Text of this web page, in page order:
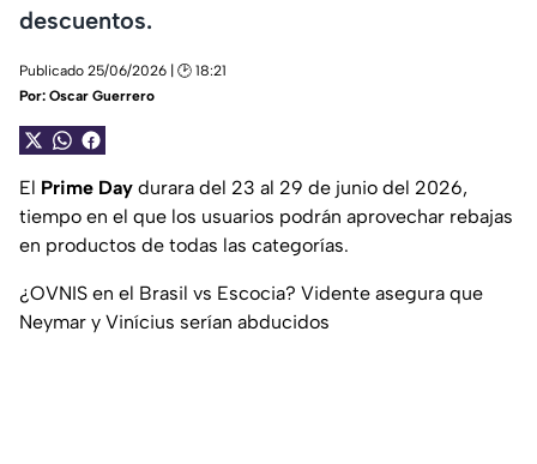
descuentos.
Publicado 25/06/2026 | 🕑 18:21
Por: Oscar Guerrero
El Prime Day durara del 23 al 29 de junio del 2026,
tiempo en el que los usuarios podrán aprovechar rebajas
en productos de todas las categorías.
¿OVNIS en el Brasil vs Escocia? Vidente asegura que
Neymar y Vinícius serían abducidos